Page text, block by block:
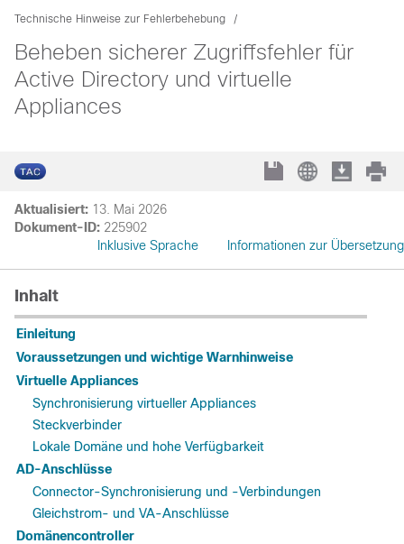
Technische Hinweise zur Fehlerbehebung
Beheben sicherer Zugriffsfehler für
Active Directory und virtuelle
Appliances
Aktualisiert: 13. Mai 2026
Dokument-ID: 225902
Inklusive Sprache
Informationen zur Übersetzung
Inhalt
Einleitung
Voraussetzungen und wichtige Warnhinweise
Virtuelle Appliances
Synchronisierung virtueller Appliances
Steckverbinder
Lokale Domäne und hohe Verfügbarkeit
AD-Anschlüsse
Connector-Synchronisierung und -Verbindungen
Gleichstrom- und VA-Anschlüsse
Domänencontroller